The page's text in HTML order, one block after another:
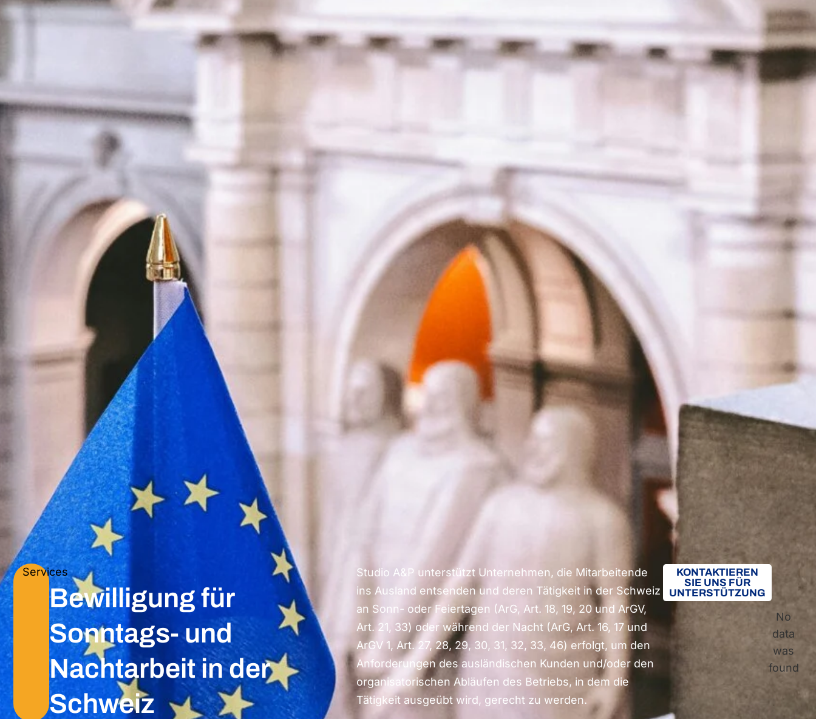
Services
Bewilligung für
Sonntags- und
Nachtarbeit in der
Schweiz
Studio A&P unterstützt Unternehmen, die Mitarbeitende
ins Ausland entsenden und deren Tätigkeit in der Schweiz
an Sonn- oder Feiertagen (ArG, Art. 18, 19, 20 und ArGV,
Art. 21, 33) oder während der Nacht (ArG, Art. 16, 17 und
ArGV 1, Art. 27, 28, 29, 30, 31, 32, 33, 46) erfolgt, um den
Anforderungen des ausländischen Kunden und/oder den
organisatorischen Abläufen des Betriebs, in dem die
Tätigkeit ausgeübt wird, gerecht zu werden.
KONTAKTIEREN
SIE UNS FÜR
UNTERSTÜTZUNG
No
data
was
found